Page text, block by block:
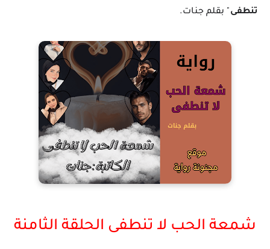
تنطفى" بقلم جنات.
شمعة الحب لا تنطفى الحلقة الثامنة